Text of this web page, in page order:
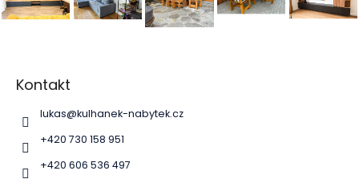
Kontakt
lukas@kulhanek-nabytek.cz
+420 730 158 951
+420 606 536 497